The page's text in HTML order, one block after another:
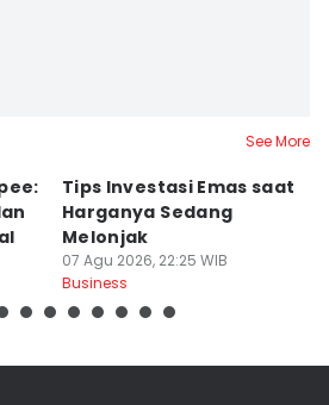
See More
Tips Investasi Emas saat
Harganya Sedang
Melonjak
07 Agu 2026, 22:25 WIB
Business